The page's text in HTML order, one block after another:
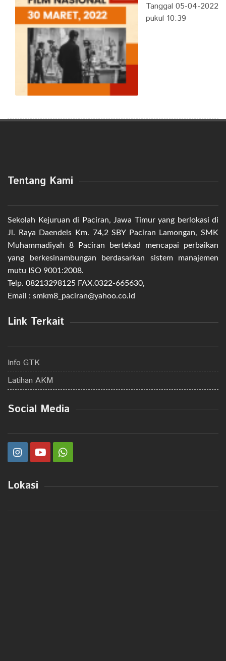
Tanggal 05-04-2022
pukul 10:39
Tentang Kami
Sekolah Kejuruan di Paciran, Jawa Timur yang berlokasi di
Jl. Raya Daendels Km. 74,2 SBY Paciran Lamongan, SMK
Muhammadiyah 8 Paciran bertekad mencapai perbaikan
yang berkesinambungan berdasarkan sistem manajemen
mutu ISO 9001:2008.
Telp. 08213298125 FAX.0322-665630,
Email : smkm8_paciran@yahoo.co.id
Link Terkait
Info GTK
Latihan AKM
Social Media
Lokasi